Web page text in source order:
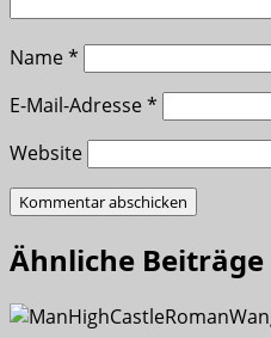
Name*
E-Mail-Adresse*
Website
Ähnliche Beiträge